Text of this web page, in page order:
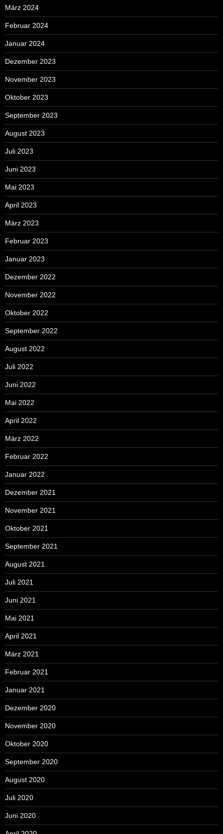
März 2024
Februar 2024
Januar 2024
Dezember 2023
November 2023
Oktober 2023
September 2023
August 2023
Juli 2023
Juni 2023
Mai 2023
April 2023
März 2023
Februar 2023
Januar 2023
Dezember 2022
November 2022
Oktober 2022
September 2022
August 2022
Juli 2022
Juni 2022
Mai 2022
April 2022
März 2022
Februar 2022
Januar 2022
Dezember 2021
November 2021
Oktober 2021
September 2021
August 2021
Juli 2021
Juni 2021
Mai 2021
April 2021
März 2021
Februar 2021
Januar 2021
Dezember 2020
November 2020
Oktober 2020
September 2020
August 2020
Juli 2020
Juni 2020